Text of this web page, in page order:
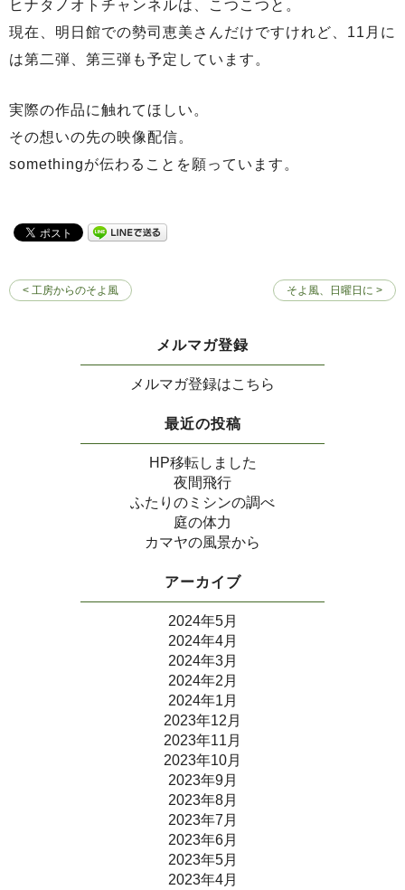
ヒナタノオトチャンネルは、こつこつと。
現在、明日館での勢司恵美さんだけですけれど、11月に
は第二弾、第三弾も予定しています。
実際の作品に触れてほしい。
その想いの先の映像配信。
somethingが伝わることを願っています。
< 工房からのそよ風 そよ風、日曜日に >
メルマガ登録
メルマガ登録はこちら
最近の投稿
HP移転しました
夜間飛行
ふたりのミシンの調べ
庭の体力
カマヤの風景から
アーカイブ
2024年5月
2024年4月
2024年3月
2024年2月
2024年1月
2023年12月
2023年11月
2023年10月
2023年9月
2023年8月
2023年7月
2023年6月
2023年5月
2023年4月